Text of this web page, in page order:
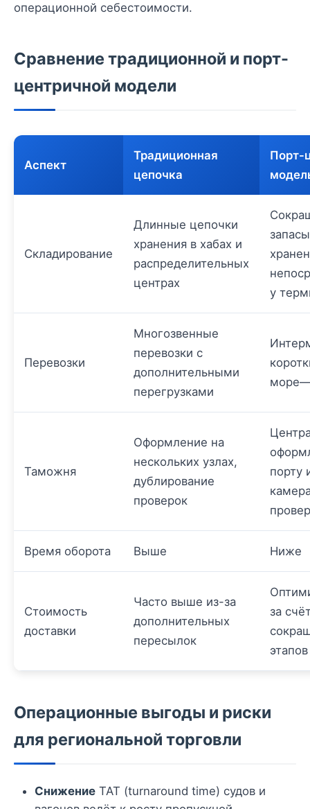
операционной себестоимости.
Сравнение традиционной и порт-
центричной модели
Аспект
Традиционная
цепочка
Порт-
Складирование
Длинные цепочки
хранения в хабах и
распределительных
центрах
у
Перевозки
Многозвенные
перевозки с
дополнительными
перегрузками
Таможня
Оформление на
нескольких узлах,
дублирование
проверок
порту
Время оборота Выше Ниже
Стоимость
доставки
Часто выше из-за
дополнительных
пересылок
за
этапов
Операционные выгоды и риски
для региональной торговли
Снижение TAT (turnaround time) судов и